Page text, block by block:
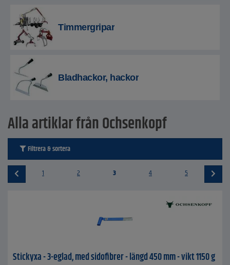
Timmergripar
Bladhackor, hackor
Alla artiklar från Ochsenkopf
Filtrera & sortera
1 2 3 4 5
Stickyxa - 3-eglad, med sidofibrer - längd 450 mm - vikt 1150 g